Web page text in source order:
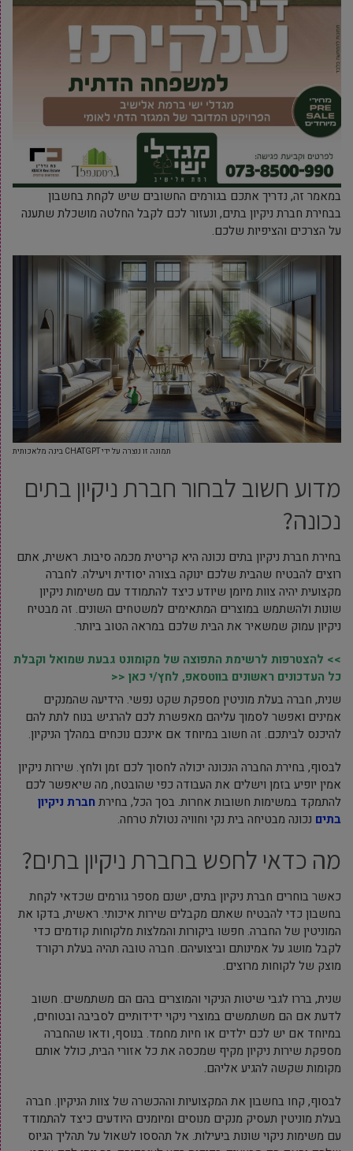
במאמר זה, נדריך אתכם בגורמים החשובים שיש לקחת בחשבון
בבחירת חברת ניקיון בתים, ונעזור לכם לקבל החלטה מושכלת שתענה
על הצרכים והציפיות שלכם.
תמונה זו נוצרה על ידי CHATGPT בינה מלאכותית
מדוע חשוב לבחור חברת ניקיון בתים
נכונה?
בחירת חברת ניקיון בתים נכונה היא קריטית מכמה סיבות. ראשית, אתם
רוצים להבטיח שהבית שלכם ינוקה בצורה יסודית ויעילה. לחברה
מקצועית יהיה צוות מיומן שיודע כיצד להתמודד עם משימות ניקיון
שונות ולהשתמש במוצרים המתאימים למשטחים השונים. זה מבטיח
ניקיון עמוק שמשאיר את הבית שלכם במראה הטוב ביותר.
>> להצטרפות לרשימת התפוצה של מקומונט גבעת שמואל וקבלת
כל העדכונים ראשונים בווטסאפ, לחץ/י כאן <<
שנית, חברה בעלת מוניטין מספקת שקט נפשי. הידיעה שהמנקים
אמינים ואפשר לסמוך עליהם מאפשרת לכם להרגיש בנוח לתת להם
להיכנס לביתכם. זה חשוב במיוחד אם אינכם נוכחים במהלך הניקיון.
לבסוף, בחירת החברה הנכונה יכולה לחסוך לכם זמן ולחץ. שירות ניקיון
אמין יופיע בזמן וישלים את העבודה כפי שהובטח, מה שיאפשר לכם
להתמקד במשימות חשובות אחרות. בסך הכל, בחירתחברת ניקיון
בתים נכונה מבטיחה בית נקי וחוויה נטולת טרחה.
מה כדאי לחפש בחברת ניקיון בתים?
כאשר בוחרים חברת ניקיון בתים, ישנם מספר גורמים שכדאי לקחת
בחשבון כדי להבטיח שאתם מקבלים שירות איכותי. ראשית, בדקו את
המוניטין של החברה. חפשו ביקורות והמלצות מלקוחות קודמים כדי
לקבל מושג על אמינותם וביצועיהם. חברה טובה תהיה בעלת רקורד
מוצק של לקוחות מרוצים.
שנית, בררו לגבי שיטות הניקוי והמוצרים בהם הם משתמשים. חשוב
לדעת אם הם משתמשים במוצרי ניקוי ידידותיים לסביבה ובטוחים,
במיוחד אם יש לכם ילדים או חיות מחמד. בנוסף, ודאו שהחברה
מספקת שירות ניקיון מקיף שמכסה את כל אזורי הבית, כולל אותם
מקומות שקשה להגיע אליהם.
לבסוף, קחו בחשבון את המקצועיות וההכשרה של צוות הניקיון. חברה
בעלת מוניטין תעסיק מנקים מנוסים ומיומנים היודעים כיצד להתמודד
עם משימות ניקוי שונות ביעילות. אל תהססו לשאול על תהליך הגיוס